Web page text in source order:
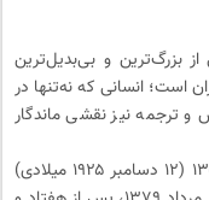
بزرگ‌ترین و بی‌بدیل‌ترین
است؛ انسانی که نه‌تنها در
ترجمه نیز نقشی ماندگار
احمد در بیست‌ویکم آذر ۱۳۰۴ (۱۲ دسامبر ۱۹۲۵ میلادی)